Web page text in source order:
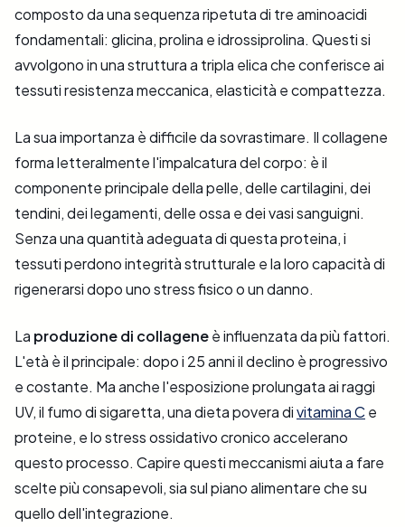
composto da una sequenza ripetuta di tre aminoacidi
fondamentali: glicina, prolina e idrossiprolina. Questi si
avvolgono in una struttura a tripla elica che conferisce ai
tessuti resistenza meccanica, elasticità e compattezza.
La sua importanza è difficile da sovrastimare. Il collagene
forma letteralmente l'impalcatura del corpo: è il
componente principale della pelle, delle cartilagini, dei
tendini, dei legamenti, delle ossa e dei vasi sanguigni.
Senza una quantità adeguata di questa proteina, i
tessuti perdono integrità strutturale e la loro capacità di
rigenerarsi dopo uno stress fisico o un danno.
La produzione di collageneè influenzata da più fattori.
L'età è il principale: dopo i 25 anni il declino è progressivo
e costante. Ma anche l'esposizione prolungata ai raggi
UV, il fumo di sigaretta, una dieta povera divitamina Ce
proteine, e lo stress ossidativo cronico accelerano
questo processo. Capire questi meccanismi aiuta a fare
scelte più consapevoli, sia sul piano alimentare che su
quello dell'integrazione.